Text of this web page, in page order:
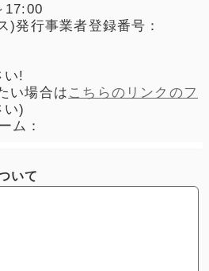
17:00
)発行事業者登録番号：
い!
い場合は こちらのリンクのフ
い)
ム：